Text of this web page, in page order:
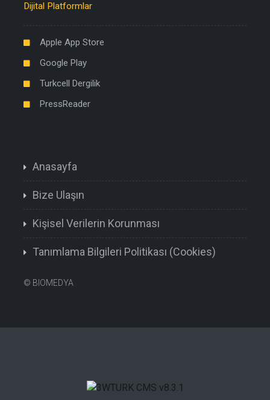
Dijital Platformlar
Apple App Store
Google Play
Turkcell Dergilik
PressReader
Anasayfa
Bize Ulaşın
Kişisel Verilerin Korunması
Tanımlama Bilgileri Politikası (Cookies)
© BIOMEDYA